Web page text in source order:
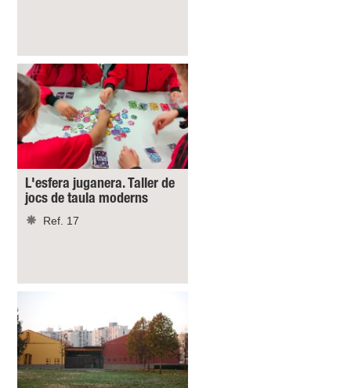
L'esfera juganera. Taller de
jocs de taula moderns
Ref. 17